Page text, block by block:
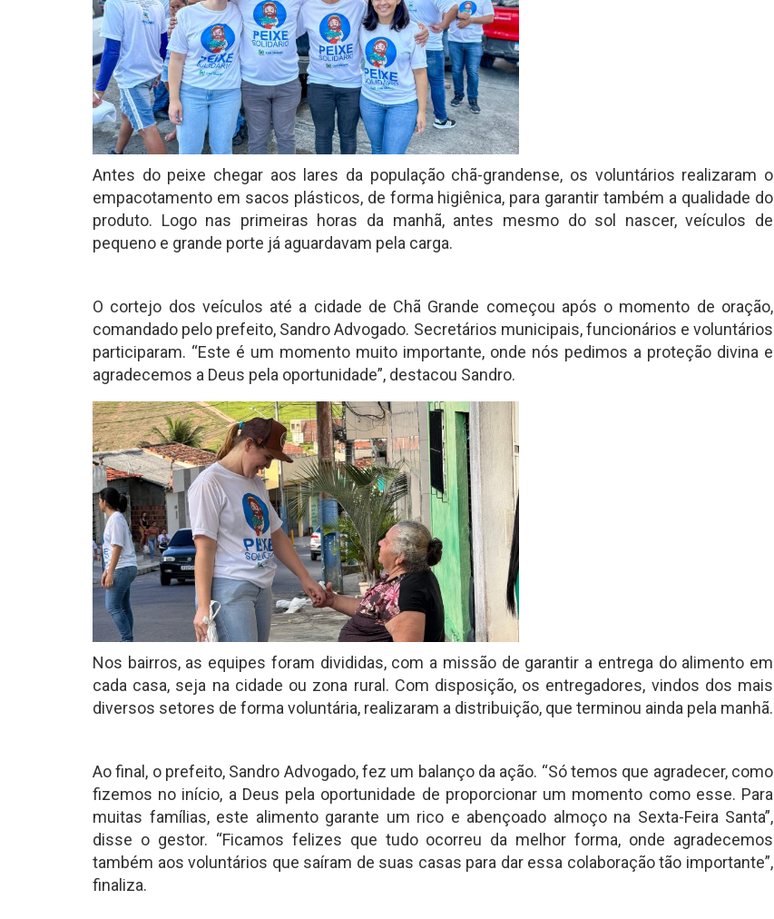
Antes do peixe chegar aos lares da população chã-grandense, os voluntários realizaram o
empacotamento em sacos plásticos, de forma higiênica, para garantir também a qualidade do
produto. Logo nas primeiras horas da manhã, antes mesmo do sol nascer, veículos de
pequeno e grande porte já aguardavam pela carga.
O cortejo dos veículos até a cidade de Chã Grande começou após o momento de oração,
comandado pelo prefeito, Sandro Advogado. Secretários municipais, funcionários e voluntários
participaram. “Este é um momento muito importante, onde nós pedimos a proteção divina e
agradecemos a Deus pela oportunidade”, destacou Sandro.
Nos bairros, as equipes foram divididas, com a missão de garantir a entrega do alimento em
cada casa, seja na cidade ou zona rural. Com disposição, os entregadores, vindos dos mais
diversos setores de forma voluntária, realizaram a distribuição, que terminou ainda pela manhã.
Ao final, o prefeito, Sandro Advogado, fez um balanço da ação. “Só temos que agradecer, como
fizemos no início, a Deus pela oportunidade de proporcionar um momento como esse. Para
muitas famílias, este alimento garante um rico e abençoado almoço na Sexta-Feira Santa”,
disse o gestor. “Ficamos felizes que tudo ocorreu da melhor forma, onde agradecemos
também aos voluntários que saíram de suas casas para dar essa colaboração tão importante”,
finaliza.